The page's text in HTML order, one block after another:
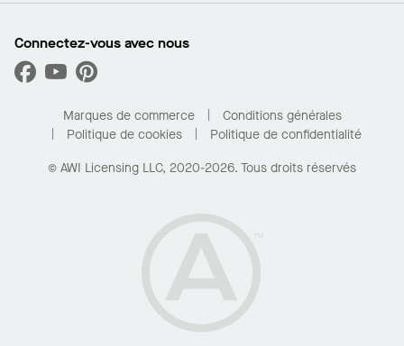
Quelles sont mes options d’achat?
Capacités sur mesure
Performance
Trouver un distributeur
Trouver un distributeur
Pour la maison
Connectez-vous avec nous
Marques de commerce
Conditions générales
Politique de cookies
Politique de confidentialité
© AWI Licensing LLC, 2020-2026. Tous droits réservés